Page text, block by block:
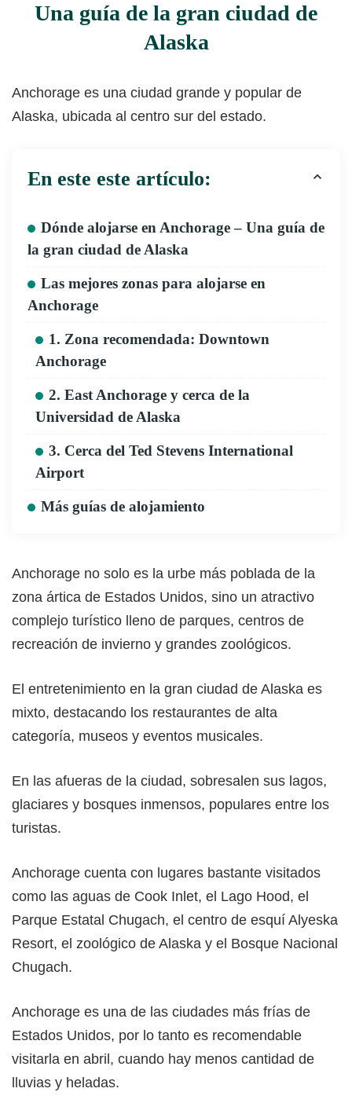
Una guía de la gran ciudad de
Alaska
Anchorage es una ciudad grande y popular de
Alaska, ubicada al centro sur del estado.
En este este artículo:
Dónde alojarse en Anchorage – Una guía de
la gran ciudad de Alaska
Las mejores zonas para alojarse en
Anchorage
1. Zona recomendada: Downtown
Anchorage
2. East Anchorage y cerca de la
Universidad de Alaska
3. Cerca del Ted Stevens International
Airport
Más guías de alojamiento
Anchorage no solo es la urbe más poblada de la
zona ártica de Estados Unidos, sino un atractivo
complejo turístico lleno de parques, centros de
recreación de invierno y grandes zoológicos.
El entretenimiento en la gran ciudad de Alaska es
mixto, destacando los restaurantes de alta
categoría, museos y eventos musicales.
En las afueras de la ciudad, sobresalen sus lagos,
glaciares y bosques inmensos, populares entre los
turistas.
Anchorage cuenta con lugares bastante visitados
como las aguas de Cook Inlet, el Lago Hood, el
Parque Estatal Chugach, el centro de esquí Alyeska
Resort, el zoológico de Alaska y el Bosque Nacional
Chugach.
Anchorage es una de las ciudades más frías de
Estados Unidos, por lo tanto es recomendable
visitarla en abril, cuando hay menos cantidad de
lluvias y heladas.